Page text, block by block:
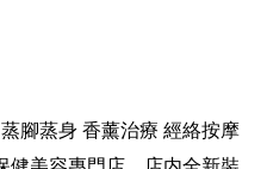
蒸腳蒸身香薰治療 經絡按摩